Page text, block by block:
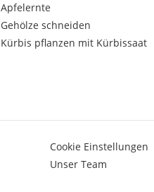
Apfelernte
Gehölze schneiden
Kürbis pflanzen mit Kürbissaat
Cookie Einstellungen
Unser Team